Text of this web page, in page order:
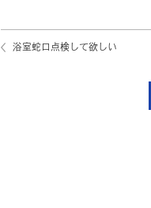
浴室蛇口点検して欲しい